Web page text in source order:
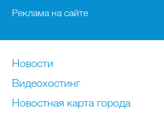
Реклама на сайте
Новости
Видеохостинг
Новостная карта города